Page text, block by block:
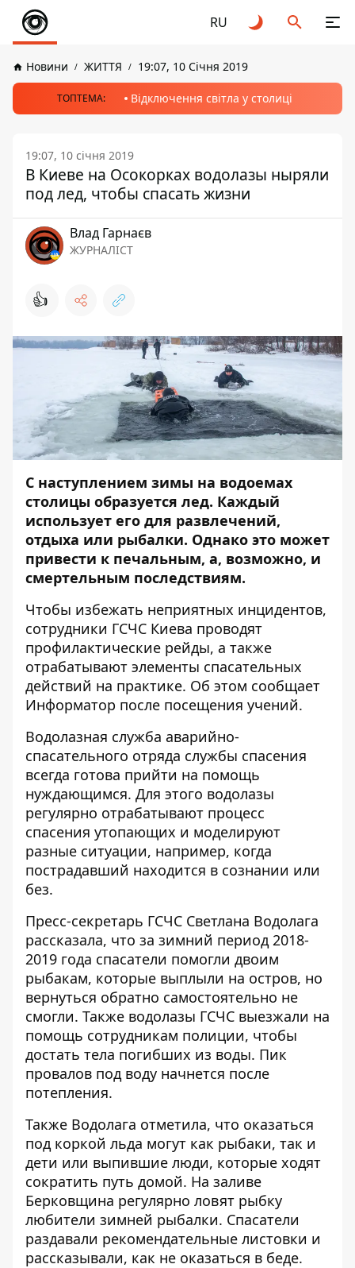
RU
Новини ЖИТТЯ 19:07, 10 Січня 2019
ТОПТЕМА: Відключення світла у столиці
19:07, 10 січня 2019
В Киеве на Осокорках водолазы ныряли
под лед, чтобы спасать жизни
Влад Гарнаєв
ЖУРНАЛІСТ
👍
С наступлением зимы на водоемах
столицы образуется лед. Каждый
использует его для развлечений,
отдыха или рыбалки. Однако это может
привести к печальным, а, возможно, и
смертельным последствиям.
Чтобы избежать неприятных инцидентов,
сотрудники ГСЧС Киева проводят
профилактические рейды, а также
отрабатывают элементы спасательных
действий на практике. Об этом сообщает
Информатор после посещения учений.
Водолазная служба аварийно-
спасательного отряда службы спасения
всегда готова прийти на помощь
нуждающимся. Для этого водолазы
регулярно отрабатывают процесс
спасения утопающих и моделируют
разные ситуации, например, когда
пострадавший находится в сознании или
без.
Пресс-секретарь ГСЧС Светлана Водолага
рассказала, что за зимний период 2018-
2019 года спасатели помогли двоим
рыбакам, которые выплыли на остров, но
вернуться обратно самостоятельно не
смогли. Также водолазы ГСЧС выезжали на
помощь сотрудникам полиции, чтобы
достать тела погибших из воды. Пик
провалов под воду начнется после
потепления.
Также Водолага отметила, что оказаться
под коркой льда могут как рыбаки, так и
дети или выпившие люди, которые ходят
сократить путь домой. На заливе
Берковщина регулярно ловят рыбку
любители зимней рыбалки. Спасатели
раздавали рекомендательные листовки и
рассказывали, как не оказаться в беде.